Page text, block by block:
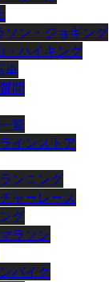
ソン・ジョギング
・ハイキング
車
問
覧
インストア
ンニング
ャーレース
グ
ラソン
バイク